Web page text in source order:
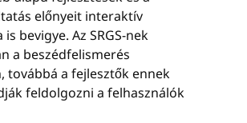
előnyeit interaktív
bevigye. Az SRGS-nek
a beszédfelismerés
továbbá a fejlesztők ennek
feldolgozni a felhasználók